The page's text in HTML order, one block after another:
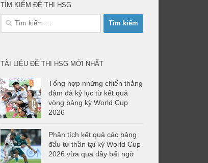
TÌM KIẾM ĐỀ THI HSG
Tìm
TÀI LIỆU ĐỀ THI HSG MỚI NHẤT
Tổng hợp những chiến thắng
đậm đà kỷ lục từ kết quả
vòng bảng kỳ World Cup
2026
Phân tích kết quả các bảng
đấu tử thần tại kỳ World Cup
2026 vừa qua đầy bất ngờ